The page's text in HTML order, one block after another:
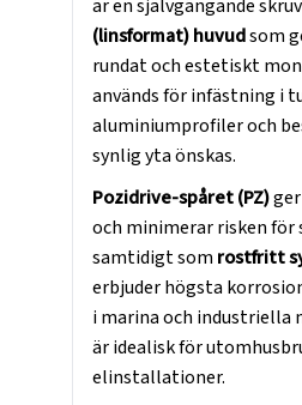
är en självgängande
(linsformat) huvudsom
rundat och estetiskt
används för infästning i
aluminiumprofiler och
synlig yta önskas.
Pozidrive-spåret (PZ)
och minimerar risken för
samtidigt som rostfritt
erbjuder högsta
i marina och industriella
är idealisk för
elinstallationer.